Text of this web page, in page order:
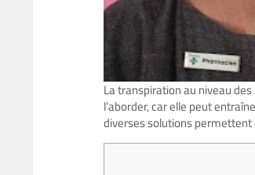
La transpiration au niveau
l’aborder, car elle peut
diverses solutions